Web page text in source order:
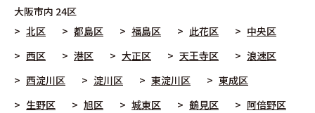
大阪市内 24区
北区
都島区 福島区 此花区
中央区
西区
港区 大正区 天王寺区
浪速区
西淀川区
淀川区 東淀川区
東成区
生野区
旭区 城東区 鶴見区
阿倍野区